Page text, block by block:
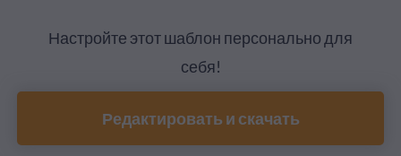
Настройте этот шаблон персонально для
себя!
Редактировать и скачать